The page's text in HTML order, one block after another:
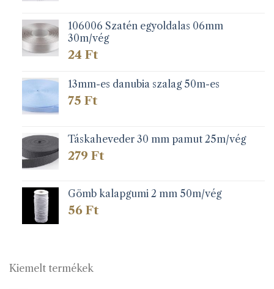
106006 Szatén egyoldalas 06mm
30m/vég
24 Ft
13mm-es danubia szalag 50m-es
75 Ft
Táskaheveder 30 mm pamut 25m/vég
279 Ft
Gömb kalapgumi 2 mm 50m/vég
56 Ft
Kiemelt termékek